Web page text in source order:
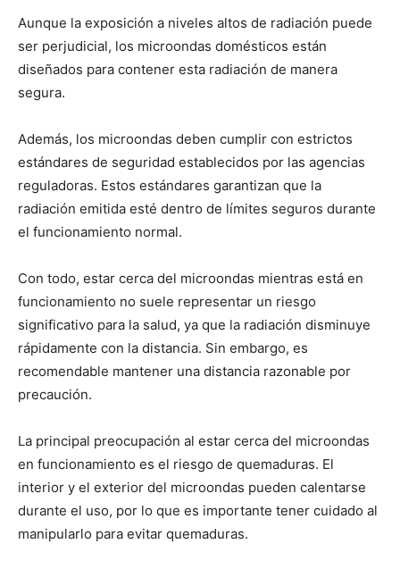
Aunque la exposición a niveles altos de radiación puede
ser perjudicial, los microondas domésticos están
diseñados para contener esta radiación de manera
segura.
Además, los microondas deben cumplir con estrictos
estándares de seguridad establecidos por las agencias
reguladoras. Estos estándares garantizan que la
radiación emitida esté dentro de límites seguros durante
el funcionamiento normal.
Con todo, estar cerca del microondas mientras está en
funcionamiento no suele representar un riesgo
significativo para la salud, ya que la radiación disminuye
rápidamente con la distancia. Sin embargo, es
recomendable mantener una distancia razonable por
precaución.
La principal preocupación al estar cerca del microondas
en funcionamiento es el riesgo de quemaduras. El
interior y el exterior del microondas pueden calentarse
durante el uso, por lo que es importante tener cuidado al
manipularlo para evitar quemaduras.